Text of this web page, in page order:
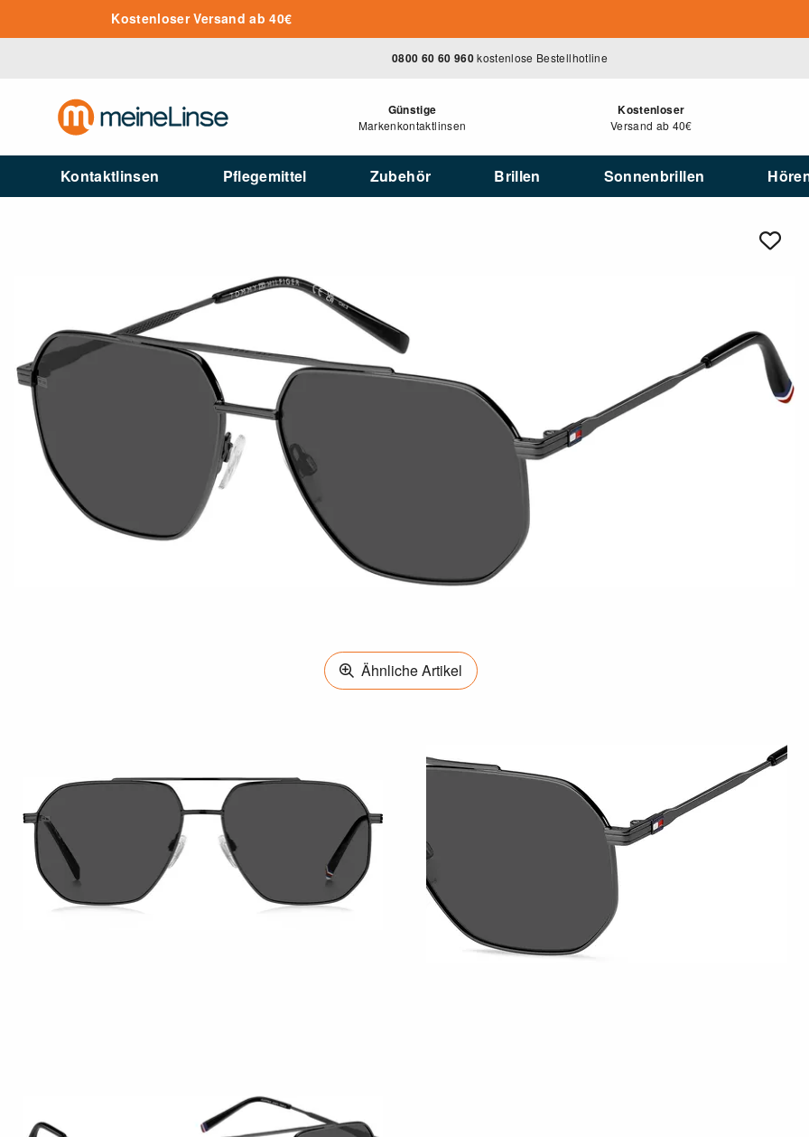
Zum Hauptinhalt springenKostenloser Versand ab 40€
0800 60 60 960kostenlose Bestellhotline
Günstige
Markenkontaktlinsen
Kostenloser
Versand ab 40€
Kontaktlinsen Pflegemittel Zubehör Brillen Sonnenbrillen
Ähnliche Artikel